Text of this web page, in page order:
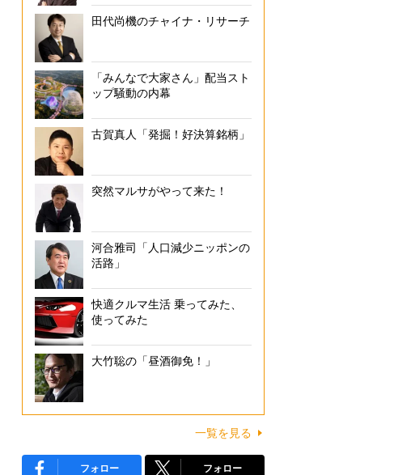
田代尚機のチャイナ・リサーチ
「みんなで大家さん」配当スト
ップ騒動の内幕
古賀真人「発掘！好決算銘柄」
突然マルサがやって来た！
河合雅司「人口減少ニッポンの
活路」
快適クルマ生活 乗ってみた、
使ってみた
大竹聡の「昼酒御免！」
一覧を見る
フォロー フォロー